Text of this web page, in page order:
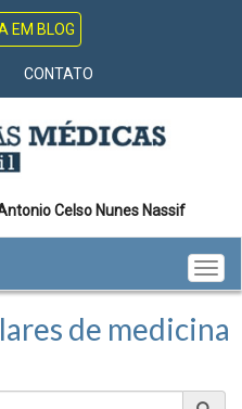
EM BLOG
CONTATO
Celso Nunes Nassif
de medicina